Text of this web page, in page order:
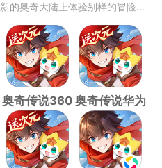
新的奥奇大陆上体验别样的冒险游
奥奇传说360
版
奥奇传说华为
版